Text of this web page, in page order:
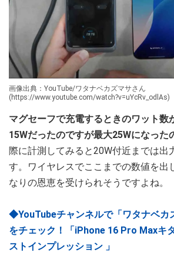
画像出典：YouTube/ワタナベカズマサさん
(https://www.youtube.com/watch?v=uYcRv_odlAs)
マグセーフで充電するときのワット数
15Wだったのですが最大25Wになった
際に計測してみると20W付近までは出
す。ワイヤレスでここまでの数値を出
なりの恩恵を受けられそうですよね。
◆YouTubeチャンネルで「ワタナベカ
をチェック！「iPhone 16 Pro Maxキ
ストインプレッション 」